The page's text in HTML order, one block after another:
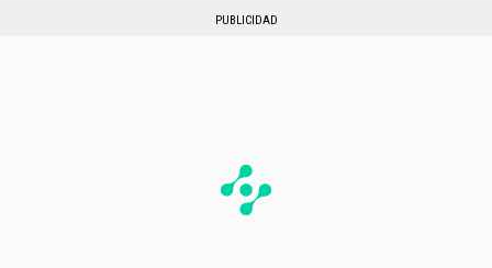
PUBLICIDAD